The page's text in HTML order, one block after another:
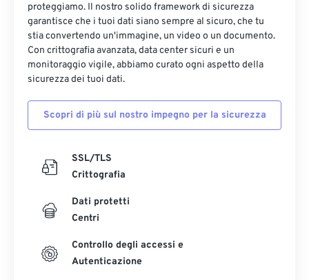
proteggiamo. Il nostro solido framework di sicurezza
garantisce che i tuoi dati siano sempre al sicuro, che tu
stia convertendo un'immagine, un video o un documento.
Con crittografia avanzata, data center sicuri e un
monitoraggio vigile, abbiamo curato ogni aspetto della
sicurezza dei tuoi dati.
Scopri di più sul nostro impegno per la sicurezza
SSL/TLS
Crittografia
Dati protetti
Centri
Controllo degli accessi e
Autenticazione